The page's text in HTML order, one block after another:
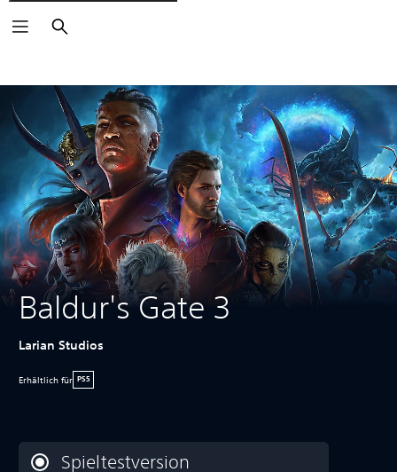
Suchen
Baldur's Gate 3
Larian Studios
Erhältlich für PS5
Spieltestversion